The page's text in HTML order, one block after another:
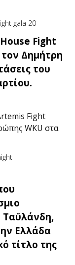
Fight
Δημήτρη
του
Fight
WKU στα
Ελλάδα
τίτλο της